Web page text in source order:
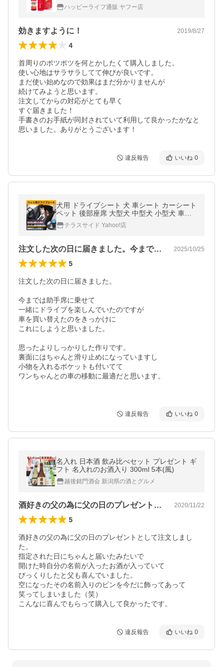
ハッピーライフ通販 ヤフー店
効きますように！ 2019/8/27
4
首周りのポツポツを何とかしたくて購入しました。
使い心地はサラサラしてて伸びが良いです。
まだ使い始めなので効果はまだ分かりませんが
続けてみようと思います。
注文してからの対応がとても早く
すぐ届きました！
手書きのお手紙が同封されていて利用して良かったかなと
思いました。ありがとうございます！
違反報告 いいね 0
犬用 ドライブシート 犬 車シート カーシート
ペット 後部座席 大型犬 中型犬 小型犬 車用
ペットシート 車載
テラスサイド Yahoo!店
注文した次の日に届きました。今までは助… 2025/10/25
5
注文した次の日に届きました。
今までは助手席に乗せて
一緒にドライブを楽しんでいたのですが
車を買い替えたのをきっかけに
これにしようと思いました。
思ったよりしっかりした作りです。
裏面にはちゃんと滑り止めになっていますし
小物を入れるポケットも付いてて
ワンちゃんとの車の移動に最適だと思います。
違反報告 いいね 0
名入れ 日本酒 飲み比べセット プレゼント ギ
フト 名入れのお酒入り 300ml 5本(風)
越後銘門酒会 新潟県の酒とグルメ
酒好きの父の為に父の日のプレゼントとし… 2020/11/22
5
酒好きの父の為に父の日のプレゼントとして注文しまし
た。
指定された日にちゃんと届いたみたいで
開けた時自分の名前が入ったお酒が入っていて
びっくりしたと父も喜んでいました。
空になったその名前入りのビンを今だに飾ってあって
笑ってしまいました（笑）
こんなに喜んでもらって購入して良かったです。
違反報告 いいね 0